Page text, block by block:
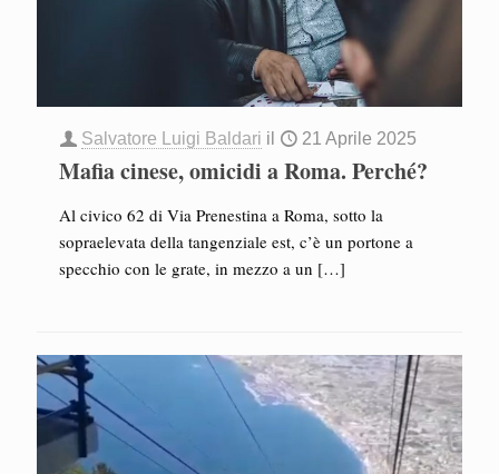
Salvatore Luigi Baldari il 21 Aprile 2025
Mafia cinese, omicidi a Roma. Perché?
Al civico 62 di Via Prenestina a Roma, sotto la
sopraelevata della tangenziale est, c’è un portone a
specchio con le grate, in mezzo a un […]